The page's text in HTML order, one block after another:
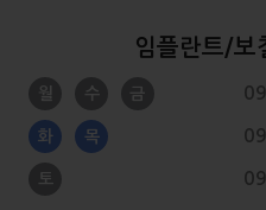
임플란트/보
월 수 금
화 목
토